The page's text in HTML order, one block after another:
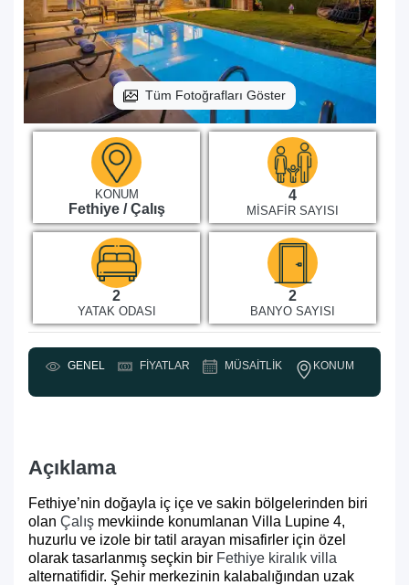
Tüm Fotoğrafları Göster
KONUM
Fethiye / Çalış
4
MISAFIR SAYISI
2
YATAK ODASI
2
BANYO SAYISI
GENEL FIYATLAR MÜSAITLIK KONUM
Açıklama
Fethiye’nin doğayla iç içe ve sakin bölgelerinden biri
olan Çalış mevkiinde konumlanan Villa Lupine 4,
huzurlu ve izole bir tatil arayan misafirler için özel
olarak tasarlanmış seçkin bir Fethiye kiralık villa
alternatifidir. Şehir merkezinin kalabalığından uzak